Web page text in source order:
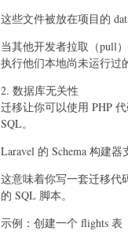
这些文件被放在项目的
当其他开发者拉取（pull
执行他们本地尚未运行过
2. 数据库无关性
迁移让你可以使用 PHP
SQL。
Laravel 的 Schema 构建
这意味着你写一套迁移代
的 SQL 脚本。
示例：创建一个 flights 表